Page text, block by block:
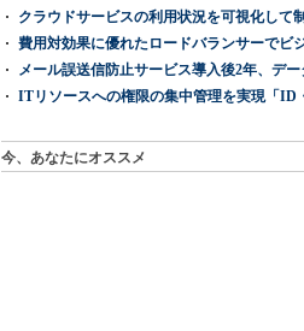
クラウドサービスの利用状況を可視化して
費用対効果に優れたロードバランサーでビ
メール誤送信防止サービス導入後2年、デ
ITリソースへの権限の集中管理を実現「ID
今、あなたにオススメ